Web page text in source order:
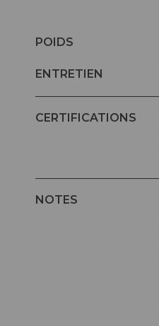
POIDS
ENTRETIEN
CERTIFICATIONS
NOTES